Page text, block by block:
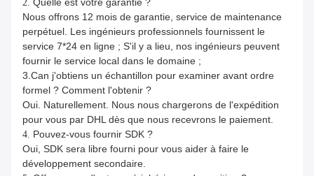
2. Quelle est votre garantie ?
Nous offrons 12 mois de garantie, service de maintenance
perpétuel. Les ingénieurs professionnels fournissent le
service 7*24 en ligne ; S'il y a lieu, nos ingénieurs peuvent
fournir le service local dans le domaine ;
3.Can j'obtiens un échantillon pour examiner avant ordre
formel ? Comment l'obtenir ?
Oui. Naturellement. Nous nous chargerons de l'expédition
pour vous par DHL dès que nous recevrons le paiement.
4. Pouvez-vous fournir SDK ?
Oui, SDK sera libre fourni pour vous aider à faire le
développement secondaire.